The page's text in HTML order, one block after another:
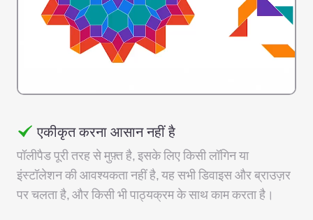
एकीकृत करना आसान नहीं है
पॉलीपैड पूरी तरह से मुफ़्त है, इसके लिए किसी लॉगिन या
इंस्टॉलेशन की आवश्यकता नहीं है, यह सभी डिवाइस और ब्राउज़र
पर चलता है, और किसी भी पाठ्यक्रम के साथ काम करता है।